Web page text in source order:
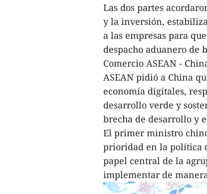
Las dos partes
y la inversión,
a las empresas para
despacho aduanero de
Comercio ASEAN -
ASEAN pidió a China
economía digitales,
desarrollo verde y
brecha de desarrollo y
El primer ministro
prioridad en la política
papel central de la
implementar de